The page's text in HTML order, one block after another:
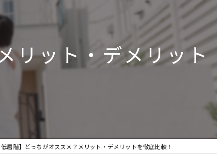
アパート
リット・デメリット
層階】どっちがオススメ？メリット・デメリットを徹底比較！